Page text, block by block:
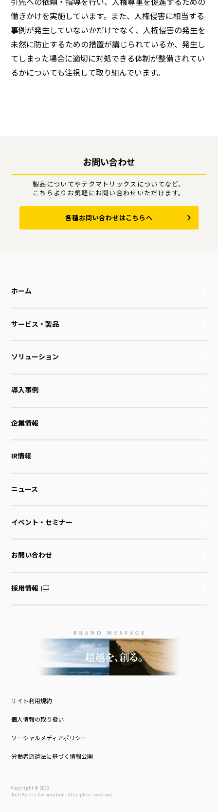
働きかけを実施しています。また、人権侵害に相当する
事例が発生していないかだけでなく、人権侵害の発生を
未然に防止するための措置が講じられているか、発生し
てしまった場合に適切に対処できる体制が整備されてい
るかについても注視して取り組んでいます。
お問い合わせ
製品についてやテクマトリックスについてなど、
こちらよりお気軽にお問い合わせいただけます。
各種お問い合わせはこちらへ
ホーム
サービス・製品
ソリューション
導入事例
企業情報
IR情報
ニュース
イベント・セミナー
お問い合わせ
採用情報
サイト利用規約
個人情報の取り扱い
ソーシャルメディアポリシー
労働者派遣法に基づく情報公開
Copyright © 2023
TechMatrix Corporation. All rights reserved.